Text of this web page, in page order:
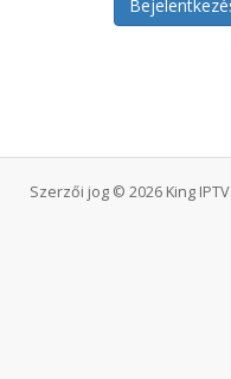
Szerzői jog © 2026 King